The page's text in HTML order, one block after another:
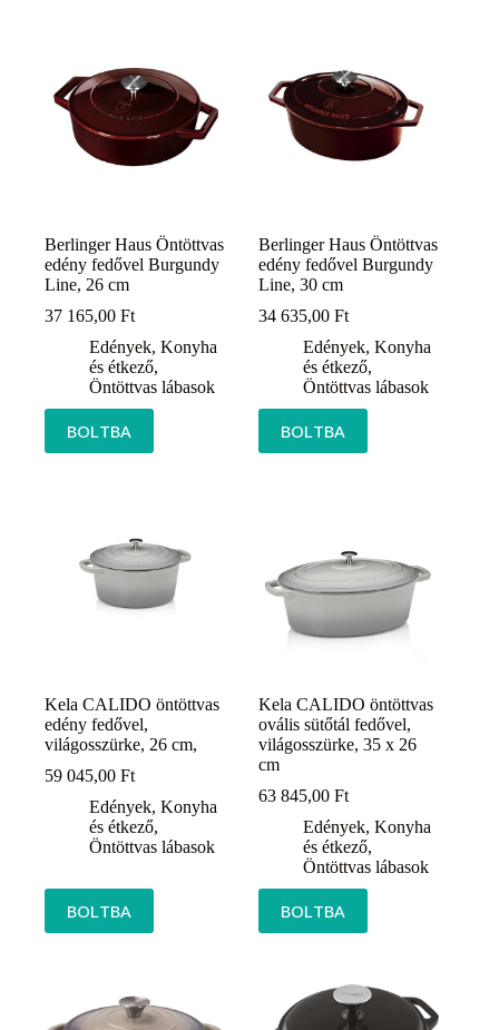
Berlinger Haus Öntöttvas
edény fedővel Burgundy
Line, 26 cm
37 165,00 Ft
Edények, Konyha
és étkező,
Öntöttvas lábasok
BOLTBA
Berlinger Haus Öntöttvas
edény fedővel Burgundy
Line, 30 cm
34 635,00Ft
Edények,Konyha
és étkező,
Öntöttvas lábasok
BOLTBA
Kela CALIDO öntöttvas
edény fedővel,
világosszürke, 26 cm,
59 045,00 Ft
Edények, Konyha
és étkező,
Öntöttvas lábasok
BOLTBA
Kela CALIDO öntöttvas
ovális sütőtál fedővel,
világosszürke, 35 x 26
cm
63 845,00Ft
Edények,Konyha
és étkező,
Öntöttvas lábasok
BOLTBA